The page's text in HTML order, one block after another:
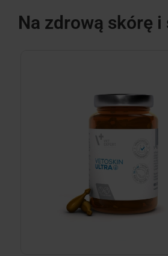
Na zdrową skórę i